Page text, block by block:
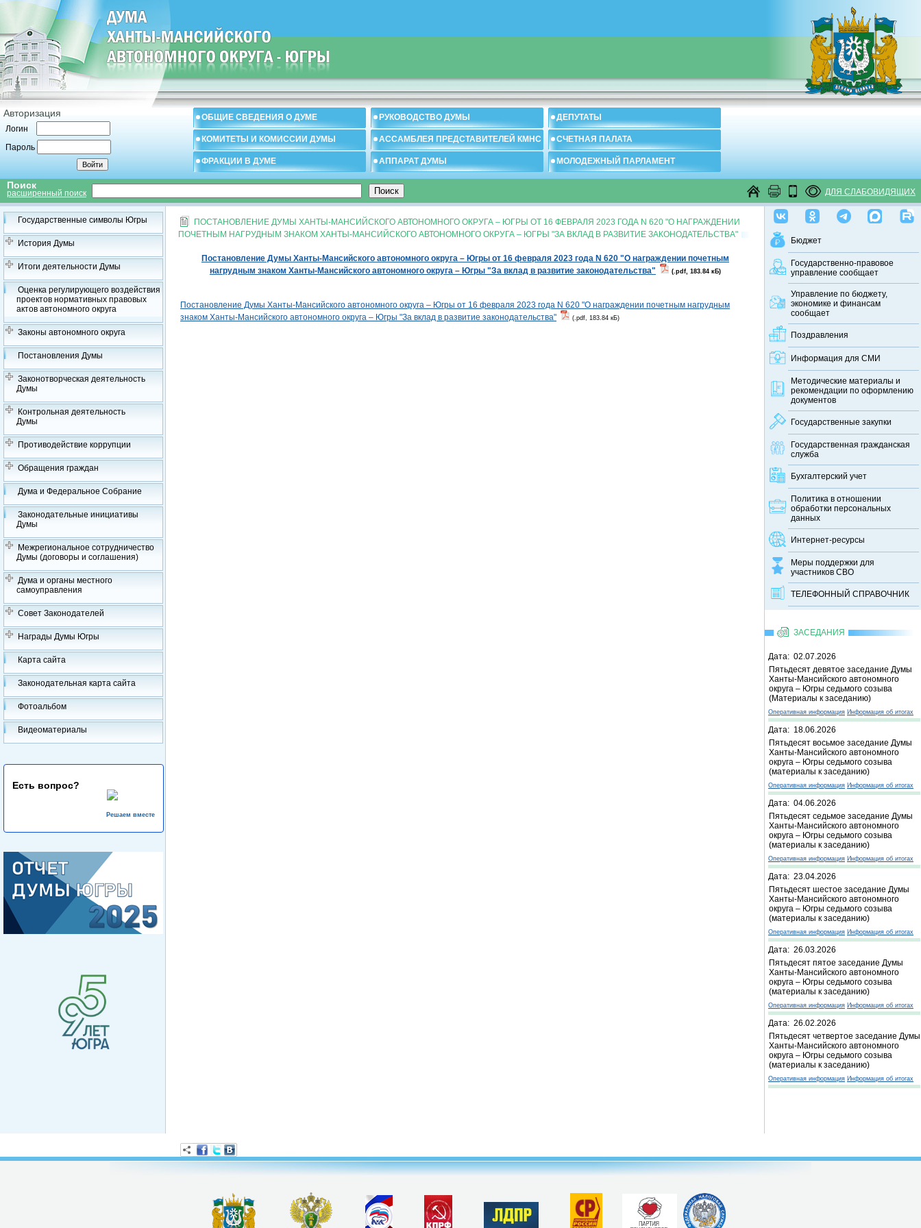
Авторизация
Логин
Пароль
ОБЩИЕ СВЕДЕНИЯ О ДУМЕ РУКОВОДСТВО ДУМЫ ДЕПУТАТЫ
КОМИТЕТЫ И КОМИССИИ ДУМЫ АССАМБЛЕЯ ПРЕДСТАВИТЕЛЕЙ КМНС СЧЕТНАЯ ПАЛАТА
ФРАКЦИИ В ДУМЕ АППАРАТ ДУМЫ МОЛОДЕЖНЫЙ ПАРЛАМЕНТ
Поиск
расширенный поиск ДЛЯ СЛАБОВИДЯЩИХ
Государственные символы Югры
История Думы
Итоги деятельности Думы
Оценка регулирующего воздействия
проектов нормативных правовых
актов автономного округа
Законы автономного округа
Постановления Думы
Законотворческая деятельность
Думы
Контрольная деятельность
Думы
Противодействие коррупции
Обращения граждан
Дума и Федеральное Собрание
Законодательные инициативы
Думы
Межрегиональное сотрудничество
Думы (договоры и соглашения)
Дума и органы местного
самоуправления
Совет Законодателей
Награды Думы Югры
Карта сайта
Законодательная карта сайта
Фотоальбом
Видеоматериалы
Есть вопрос?
Решаем вместе
Бюджет
Государственно-правовое
управление сообщает
Управление по бюджету,
экономике и финансам
сообщает
Поздравления
Информация для СМИ
Методические материалы и
рекомендации по оформлению
документов
Государственные закупки
Государственная гражданская
служба
Бухгалтерский учет
Политика в отношении
обработки персональных
данных
Интернет-ресурсы
Меры поддержки для
участников СВО
ТЕЛЕФОННЫЙ CПРАВОЧНИК
ЗАСЕДАНИЯ
Дата: 02.07.2026
Пятьдесят девятое заседание Думы
Ханты-Мансийского автономного
округа – Югры седьмого созыва
(Материалы к заседанию)
Оперативная информация Информация об итогах
Дата: 18.06.2026
Пятьдесят восьмое заседание Думы
Ханты-Мансийского автономного
округа – Югры седьмого созыва
(материалы к заседанию)
Оперативная информация Информация об итогах
Дата: 04.06.2026
Пятьдесят седьмое заседание Думы
Ханты-Мансийского автономного
округа – Югры седьмого созыва
(материалы к заседанию)
Оперативная информация Информация об итогах
Дата: 23.04.2026
Пятьдесят шестое заседание Думы
Ханты-Мансийского автономного
округа – Югры седьмого созыва
(материалы к заседанию)
Оперативная информация Информация об итогах
Дата: 26.03.2026
Пятьдесят пятое заседание Думы
Ханты-Мансийского автономного
округа – Югры седьмого созыва
(материалы к заседанию)
Оперативная информация Информация об итогах
Дата: 26.02.2026
Пятьдесят четвертое заседание Думы
Ханты-Мансийского автономного
округа – Югры седьмого созыва
(материалы к заседанию)
Оперативная информация Информация об итогах
ПОСТАНОВЛЕНИЕ ДУМЫ ХАНТЫ-МАНСИЙСКОГО АВТОНОМНОГО ОКРУГА – ЮГРЫ ОТ 16 ФЕВРАЛЯ 2023 ГОДА N 620 "О НАГРАЖДЕНИИ
ПОЧЕТНЫМ НАГРУДНЫМ ЗНАКОМ ХАНТЫ-МАНСИЙСКОГО АВТОНОМНОГО ОКРУГА – ЮГРЫ "ЗА ВКЛАД В РАЗВИТИЕ ЗАКОНОДАТЕЛЬСТВА"
Постановление Думы Ханты-Мансийского автономного округа – Югры от 16 февраля 2023 года N 620 "О награждении почетным
нагрудным знаком Ханты-Мансийского автономного округа – Югры "За вклад в развитие законодательства"
(.pdf, 183.84 кБ)
Постановление Думы Ханты-Мансийского автономного округа – Югры от 16 февраля 2023 года N 620 "О награждении почетным нагрудным
знаком Ханты-Мансийского автономного округа – Югры "За вклад в развитие законодательства"
(.pdf, 183.84 кБ)